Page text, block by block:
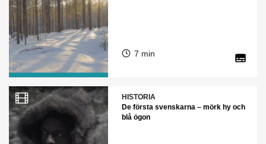
7 min
HISTORIA
De första svenskarna – mörk hy och
blå ögon